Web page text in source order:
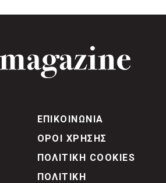
ΕΠΙΚΟΙΝΩΝΙΑ
ΟΡΟΙ ΧΡΗΣΗΣ
ΠΟΛΙΤΙΚΗ COOKIES
ΠΟΛΙΤΙΚΗ